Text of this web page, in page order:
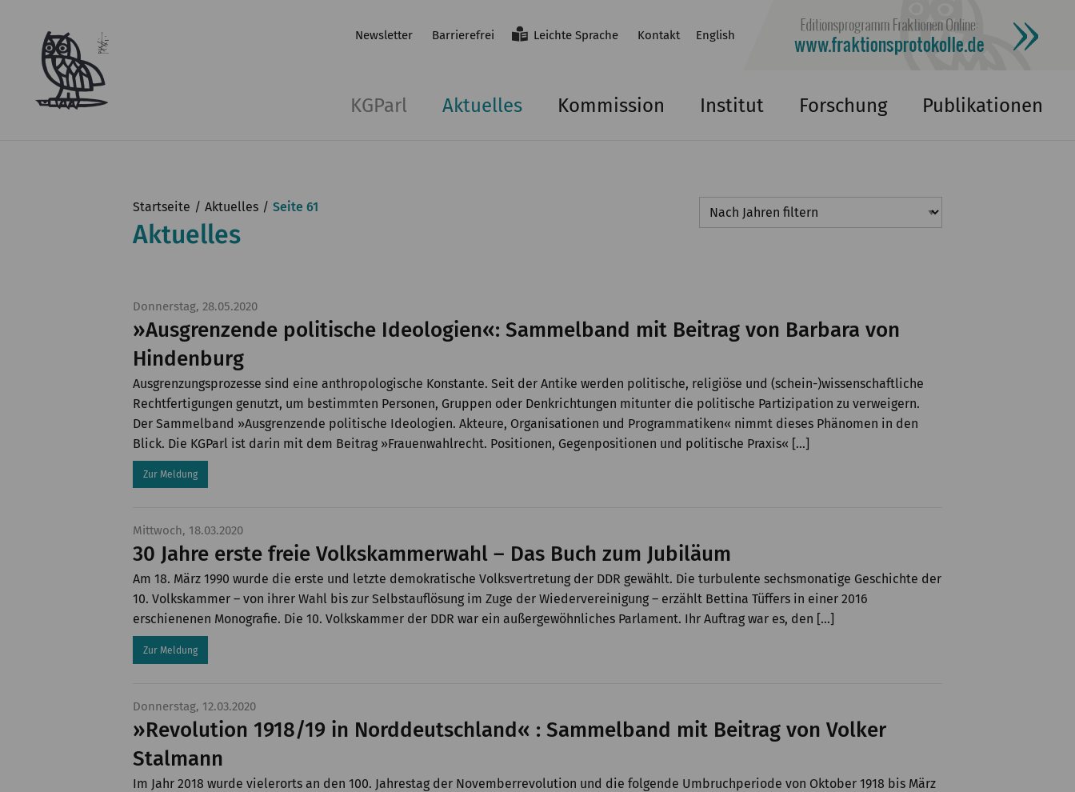
Newsletter Barrierefrei Leichte Sprache Kontakt English
KGParl Aktuelles Kommission Institut Forschung Publikationen
Startseite Aktuelles Seite 61
Aktuelles
Donnerstag, 28.05.2020
»Ausgrenzende politische Ideologien«: Sammelband mit Beitrag von Barbara von
Hindenburg
Ausgrenzungsprozesse sind eine anthropologische Konstante. Seit der Antike werden politische, religiöse und (schein-)wissenschaftliche
Rechtfertigungen genutzt, um bestimmten Personen, Gruppen oder Denkrichtungen mitunter die politische Partizipation zu verweigern.
Der Sammelband »Ausgrenzende politische Ideologien. Akteure, Organisationen und Programmatiken« nimmt dieses Phänomen in den
Blick. Die KGParl ist darin mit dem Beitrag »Frauenwahlrecht. Positionen, Gegenpositionen und politische Praxis« […]
Zur Meldung
Mittwoch, 18.03.2020
30 Jahre erste freie Volkskammerwahl – Das Buch zum Jubiläum
Am 18. März 1990 wurde die erste und letzte demokratische Volksvertretung der DDR gewählt. Die turbulente sechsmonatige Geschichte der
10. Volkskammer – von ihrer Wahl bis zur Selbstauflösung im Zuge der Wiedervereinigung – erzählt Bettina Tüffers in einer 2016
erschienenen Monografie. Die 10. Volkskammer der DDR war ein außergewöhnliches Parlament. Ihr Auftrag war es, den […]
Zur Meldung
Donnerstag, 12.03.2020
»Revolution 1918/19 in Norddeutschland« : Sammelband mit Beitrag von Volker
Stalmann
Im Jahr 2018 wurde vielerorts an den 100. Jahrestag der Novemberrevolution und die folgende Umbruchperiode von Oktober 1918 bis März